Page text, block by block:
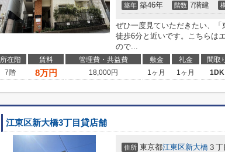
築年 築46年 階数 7階建
ぜひ一度見ていただきたい、
徒歩6分と近いです。こちらは
ので...
所在階 賃料 管理費・共益費 敷金 礼金 間取
7階
8万円 18,000円 1ヶ月 1ヶ月 1DK
江東区新大橋3丁目貸店舗
住所 東京都江東区新大橋 ３丁